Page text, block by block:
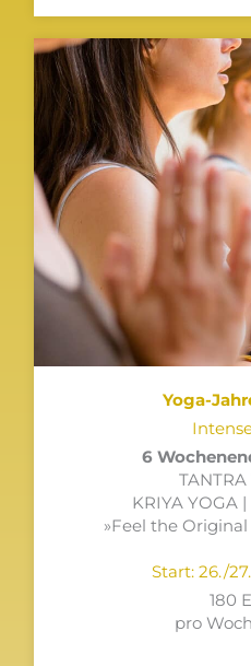
Yoga-
6
KRIYA YOGA
»Feel the
Start: 26./
180
pro